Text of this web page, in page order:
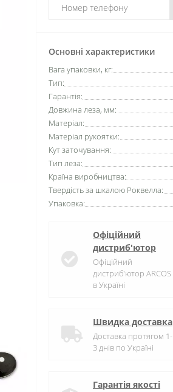
Основні характеристики
Вага упаковки, кг:
Тип:
Гарантія:
Довжина леза, мм:
Матеріал:
Матеріал рукоятки:
Кут заточування:
Тип леза:
Країна виробництва:
Твердість за шкалою Роквелла:
Упаковка:
Офіційний
дистриб'ютор
Офіційний
дистриб'ютор ARCOS
в Україні
Швидка доставка
Доставка протягом 1-
3 днів по Україні
Гарантія якості